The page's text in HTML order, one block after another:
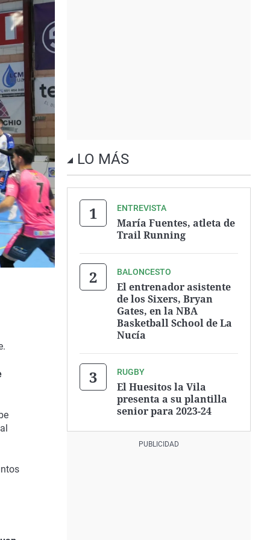
LO MÁS
ENTREVISTA
María Fuentes, atleta de
Trail Running
BALONCESTO
El entrenador asistente
de los Sixers, Bryan
Gates, en la NBA
Basketball School de La
Nucía
RUGBY
El Huesitos la Vila
presenta a su plantilla
senior para 2023-24